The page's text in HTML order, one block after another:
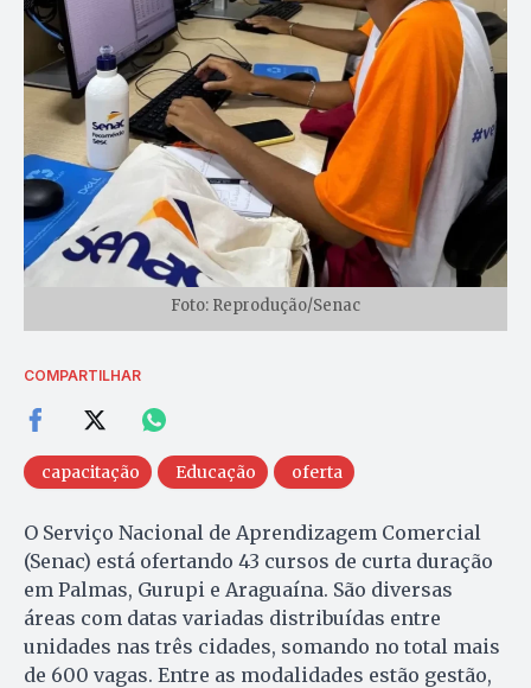
Foto: Reprodução/Senac
COMPARTILHAR
capacitação Educação oferta
O Serviço Nacional de Aprendizagem Comercial
(Senac) está ofertando 43 cursos de curta duração
em Palmas, Gurupi e Araguaína. São diversas
áreas com datas variadas distribuídas entre
unidades nas três cidades, somando no total mais
de 600 vagas. Entre as modalidades estão gestão,